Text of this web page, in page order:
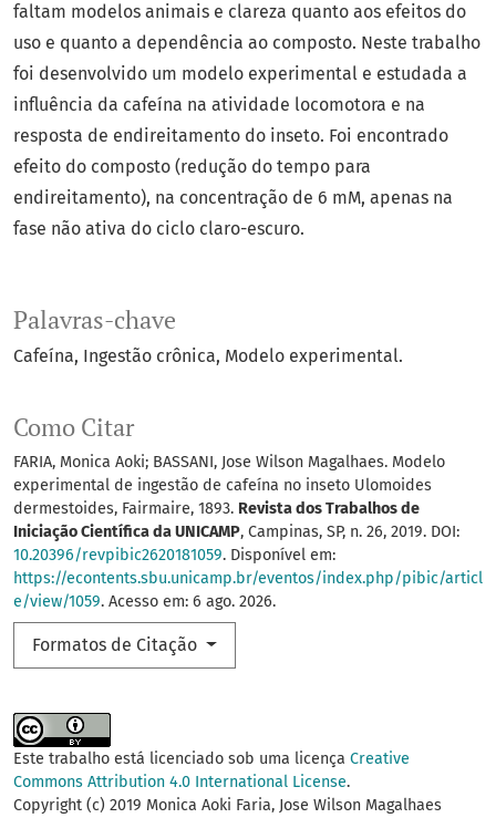
Palavras-chave
Cafeína Ingestão crônica Modelo experimental.
Como Citar
FARIA, Monica Aoki; BASSANI, Jose Wilson Magalhaes. Modelo
experimental de ingestão de cafeína no inseto Ulomoides
dermestoides, Fairmaire, 1893. Revista dos Trabalhos de
Iniciação Científica da UNICAMP, Campinas, SP, n. 26, 2019. DOI:
10.20396/revpibic2620181059. Disponível em:
https://econtents.sbu.unicamp.br/eventos/index.php/pibic/articl
e/view/1059. Acesso em: 6 ago. 2026.
Formatos de Citação
faltam modelos animais e clareza quanto aos efeitos do
uso e quanto a dependência ao composto. Neste trabalho
foi desenvolvido um modelo experimental e estudada a
influência da cafeína na atividade locomotora e na
resposta de endireitamento do inseto. Foi encontrado
efeito do composto (redução do tempo para
endireitamento), na concentração de 6 mM, apenas na
fase não ativa do ciclo claro-escuro.
Este trabalho está licenciado sob uma licença Creative
Commons Attribution 4.0 International License.
Copyright (c) 2019 Monica Aoki Faria, Jose Wilson Magalhaes